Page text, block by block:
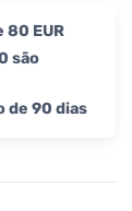
80 EUR
são
de 90 dias